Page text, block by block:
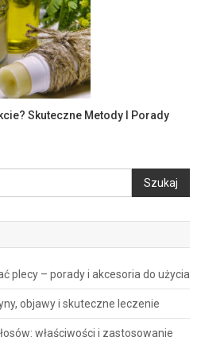
Skuteczne Metody I Porady
Szukaj
plecy – porady i akcesoria do użycia
objawy i skuteczne leczenie
właściwości i zastosowanie